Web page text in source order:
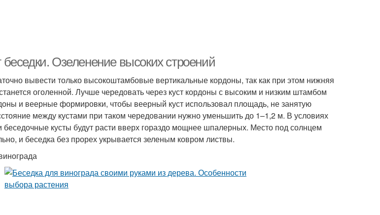
беседки. Озеленение высоких строений
вывести только высокоштамбовые вертикальные кордоны, так как при этом нижняя
оголенной. Лучше чередовать через куст кордоны с высоким и низким штамбом
и веерные формировки, чтобы веерный куст использовал площадь, не занятую
между кустами при таком чередовании нужно уменьшить до 1–1,2 м. В условиях
кусты будут расти вверх гораздо мощнее шпалерных. Место под солнцем
и беседка без прорех укрывается зеленым ковром листвы.